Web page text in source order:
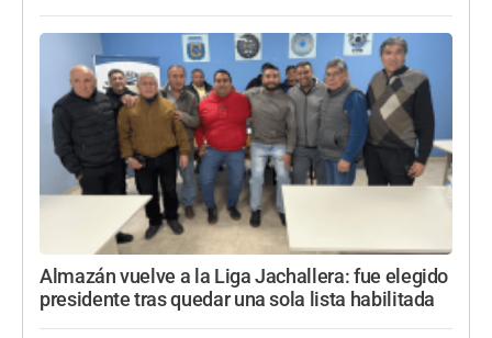
Almazán vuelve a la Liga Jachallera: fue elegido
presidente tras quedar una sola lista habilitada